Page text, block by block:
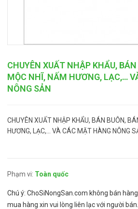
CHUYÊN XUẤT NHẬP KHẨU,
MỘC NHĨ, NẤM HƯƠNG, LẠC,…
NÔNG SẢN
CHUYÊN XUẤT NHẬP KHẨU, BÁN BUÔN,
HƯƠNG, LẠC,… VÀ CÁC MẶT HÀNG NÔNG
Phạm vi: Toàn quốc
Chú ý: ChoSiNongSan.com không bán
mua hàng xin vui lòng liên lạc với người bán.